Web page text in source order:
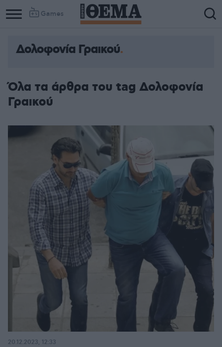
Games
Δολοφονία Γραικού
Όλα τα άρθρα του tag Δολοφονία
Γραικού
20.12.2023, 12:33